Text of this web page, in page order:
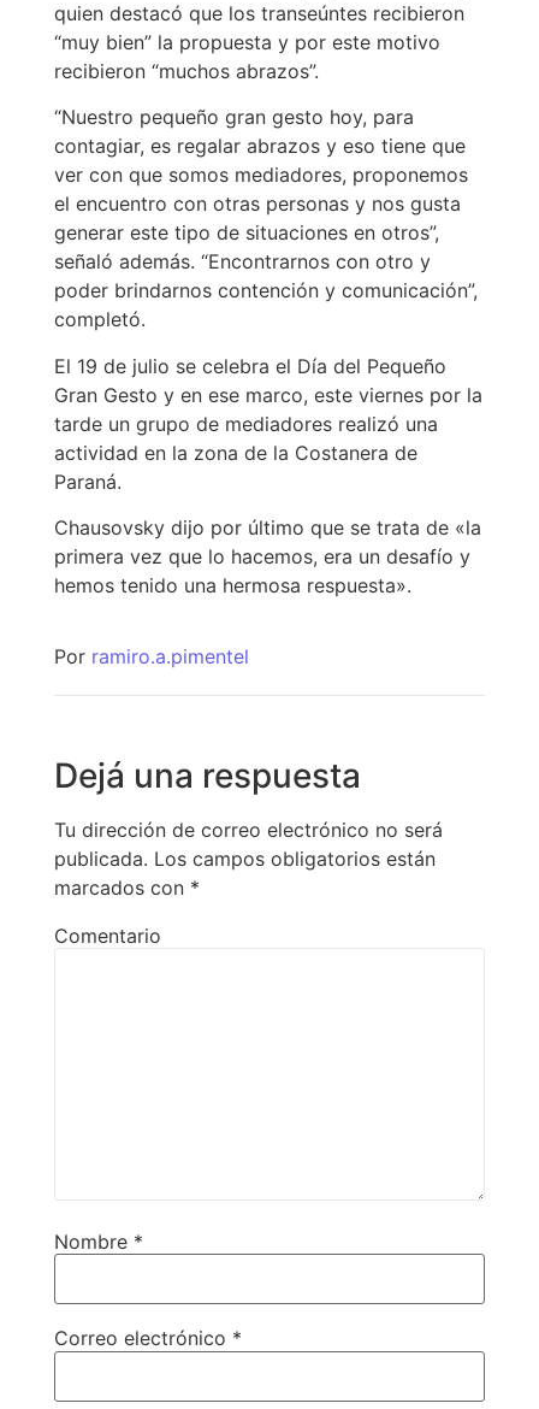
quien destacó que los transeúntes recibieron
“muy bien” la propuesta y por este motivo
recibieron “muchos abrazos”.
“Nuestro pequeño gran gesto hoy, para
contagiar, es regalar abrazos y eso tiene que
ver con que somos mediadores, proponemos
el encuentro con otras personas y nos gusta
generar este tipo de situaciones en otros”,
señaló además. “Encontrarnos con otro y
poder brindarnos contención y comunicación”,
completó.
El 19 de julio se celebra el Día del Pequeño
Gran Gesto y en ese marco, este viernes por la
tarde un grupo de mediadores realizó una
actividad en la zona de la Costanera de
Paraná.
Chausovsky dijo por último que se trata de «la
primera vez que lo hacemos, era un desafío y
hemos tenido una hermosa respuesta».
Por ramiro.a.pimentel
Dejá una respuesta
Tu dirección de correo electrónico no será
publicada. Los campos obligatorios están
marcados con *
Comentario
Nombre *
Correo electrónico *